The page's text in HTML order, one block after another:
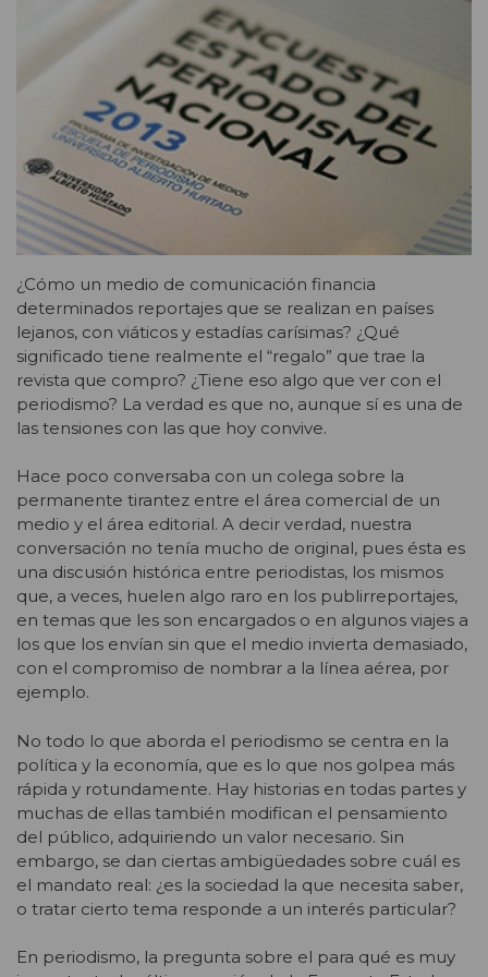
¿Cómo un medio de comunicación financia
determinados reportajes que se realizan en países
lejanos, con viáticos y estadías carísimas? ¿Qué
significado tiene realmente el “regalo” que trae la
revista que compro? ¿Tiene eso algo que ver con el
periodismo? La verdad es que no, aunque sí es una de
las tensiones con las que hoy convive.
Hace poco conversaba con un colega sobre la
permanente tirantez entre el área comercial de un
medio y el área editorial. A decir verdad, nuestra
conversación no tenía mucho de original, pues ésta es
una discusión histórica entre periodistas, los mismos
que, a veces, huelen algo raro en los publirreportajes,
en temas que les son encargados o en algunos viajes a
los que los envían sin que el medio invierta demasiado,
con el compromiso de nombrar a la línea aérea, por
ejemplo.
No todo lo que aborda el periodismo se centra en la
política y la economía, que es lo que nos golpea más
rápida y rotundamente. Hay historias en todas partes y
muchas de ellas también modifican el pensamiento
del público, adquiriendo un valor necesario. Sin
embargo, se dan ciertas ambigüedades sobre cuál es
el mandato real: ¿es la sociedad la que necesita saber,
o tratar cierto tema responde a un interés particular?
En periodismo, la pregunta sobre el para qué es muy